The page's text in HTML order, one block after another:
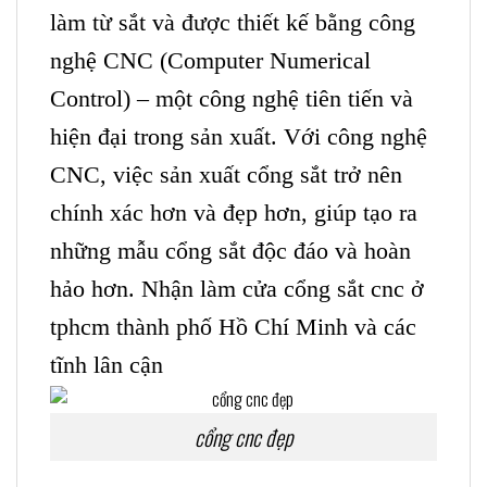
làm từ sắt và được thiết kế bằng công
nghệ CNC (Computer Numerical
Control) – một công nghệ tiên tiến và
hiện đại trong sản xuất. Với công nghệ
CNC, việc sản xuất cổng sắt trở nên
chính xác hơn và đẹp hơn, giúp tạo ra
những mẫu cổng sắt độc đáo và hoàn
hảo hơn. Nhận làm cửa cổng sắt cnc ở
tphcm thành phố Hồ Chí Minh và các
tĩnh lân cận
cổng cnc đẹp